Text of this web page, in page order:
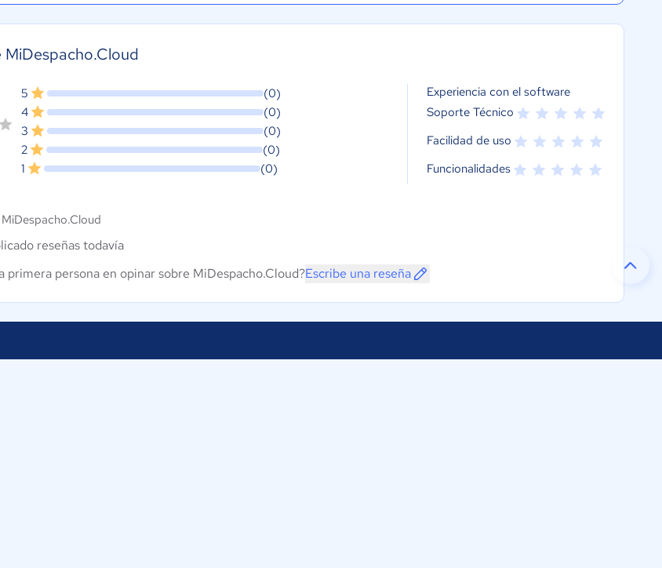
MiDespacho.Cloud
5
(0)
4
(0)
3
(0)
2
(0)
1
(0)
Experiencia con el software
Soporte Técnico
Facilidad de uso
Funcionalidades
MiDespacho.Cloud
reseñas todavía
primera persona en opinar sobre MiDespacho.Cloud?Escribe una reseña